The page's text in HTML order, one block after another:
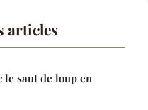
articles
le saut de loup en